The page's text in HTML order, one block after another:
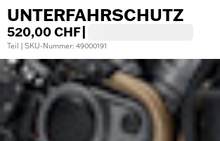
UNTERFAHRSCHUTZ
520,00 CHF
Teil | SKU-Nummer: 49000191